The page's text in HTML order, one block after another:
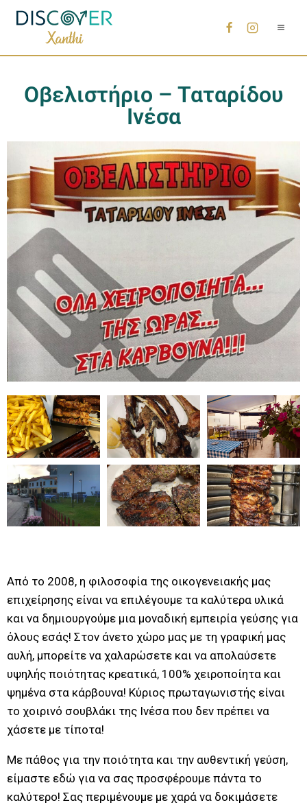
Οβελιστήριο – Ταταρίδου
Ινέσα
Από το 2008, η φιλοσοφία της οικογενειακής μας
επιχείρησης είναι να επιλέγουμε τα καλύτερα υλικά
και να δημιουργούμε μια μοναδική εμπειρία γεύσης για
όλους εσάς! Στον άνετο χώρο μας με τη γραφική μας
αυλή, μπορείτε να χαλαρώσετε και να απολαύσετε
υψηλής ποιότητας κρεατικά, 100% χειροποίητα και
ψημένα στα κάρβουνα! Κύριος πρωταγωνιστής είναι
το χοιρινό σουβλάκι της Ινέσα που δεν πρέπει να
χάσετε με τίποτα!
Με πάθος για την ποιότητα και την αυθεντική γεύση,
είμαστε εδώ για να σας προσφέρουμε πάντα το
καλύτερο! Σας περιμένουμε με χαρά να δοκιμάσετε